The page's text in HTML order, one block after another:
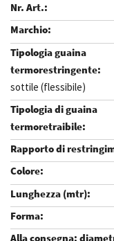
sottile (flessibile)